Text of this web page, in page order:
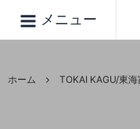
メニュー
ホーム TOKAI KAGU/東